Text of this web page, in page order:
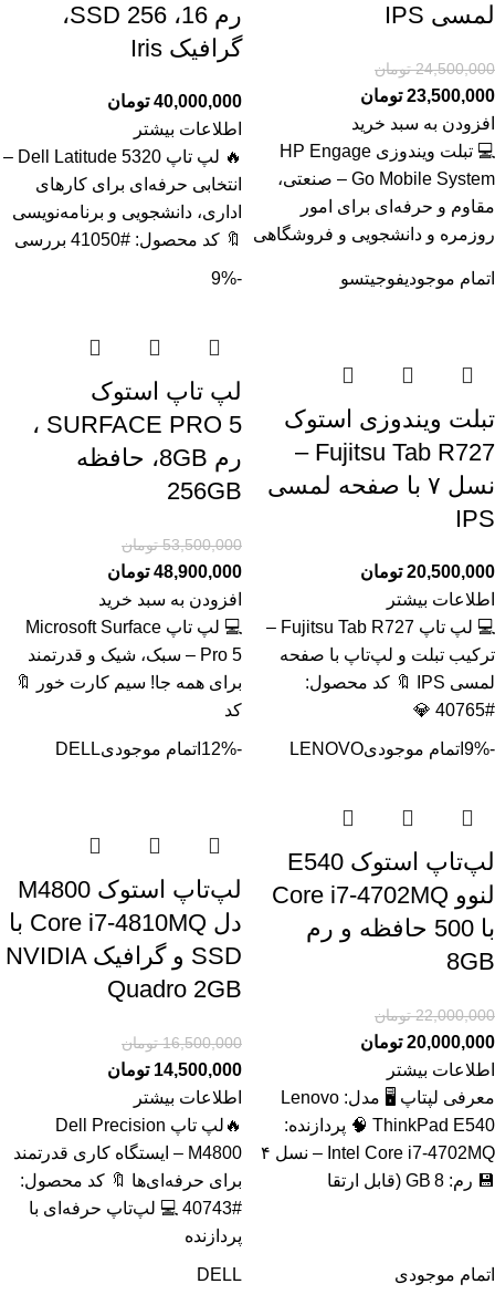
لمسی IPS
24,500,000 تومان
23,500,000 تومان
افزودن به سبد خرید
💻 تبلت ویندوزی HP Engage
Go Mobile System – صنعتی،
مقاوم و حرفه‌ای برای امور
روزمره و دانشجویی و فروشگاهی
رم 16، SSD 256،
گرافیک Iris
40,000,000 تومان
اطلاعات بیشتر
🔥 لپ تاپ Dell Latitude 5320 –
انتخابی حرفه‌ای برای کارهای
اداری، دانشجویی و برنامه‌نویسی
🔖 کد محصول: #41050 بررسی
اتمام موجودیفوجیتسو
تبلت ویندوزی استوک
Fujitsu Tab R727 –
نسل ۷ با صفحه لمسی
IPS
20,500,000 تومان
اطلاعات بیشتر
💻 لپ تاپ Fujitsu Tab R727 –
ترکیب تبلت و لپ‌تاپ با صفحه
لمسی IPS 🔖 کد محصول:
#40765 💎
-9%
لپ تاپ استوک
SURFACE PRO 5 ،
رم 8GB، حافظه
256GB
53,500,000 تومان
48,900,000 تومان
افزودن به سبد خرید
💻 لپ تاپ Microsoft Surface
Pro 5 – سبک، شیک و قدرتمند
برای همه جا! سیم کارت خور 🔖
کد
-9% اتمام موجودیLENOVO
لپ‌تاپ استوک E540
لنوو Core i7-4702MQ
با 500 حافظه و رم
8GB
22,000,000 تومان
20,000,000 تومان
اطلاعات بیشتر
معرفی لپتاپ 🖥️ مدل: Lenovo
ThinkPad E540 🧠 پردازنده:
Intel Core i7‑4702MQ – نسل ۴
💾 رم: 8 GB (قابل ارتقا
-12% اتمام موجودیDELL
لپ‌تاپ استوک M4800
دل Core i7-4810MQ با
SSD و گرافیک NVIDIA
Quadro 2GB
16,500,000 تومان
14,500,000 تومان
اطلاعات بیشتر
🔥لپ تاپ Dell Precision
M4800 – ایستگاه کاری قدرتمند
برای حرفه‌ای‌ها 🔖 کد محصول:
#40743 💻 لپ‌تاپ حرفه‌ای با
پردازنده
اتمام موجودی DELL